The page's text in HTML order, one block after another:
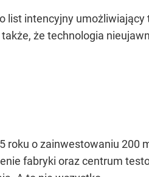
list intencyjny
że technologia
roku o zainwestowaniu 200
fabryki oraz centrum